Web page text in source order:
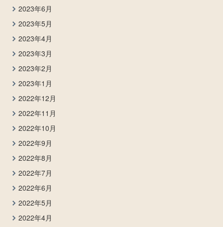
2023年6月
2023年5月
2023年4月
2023年3月
2023年2月
2023年1月
2022年12月
2022年11月
2022年10月
2022年9月
2022年8月
2022年7月
2022年6月
2022年5月
2022年4月